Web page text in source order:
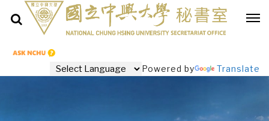
Powered by Translate